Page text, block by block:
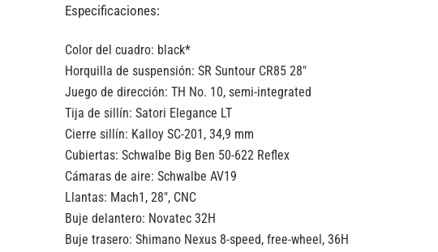
Especificaciones:
Color del cuadro: black*
Horquilla de suspensión: SR Suntour CR85 28″
Juego de dirección: TH No. 10, semi-integrated
Tija de sillín: Satori Elegance LT
Cierre sillín: Kalloy SC-201, 34,9 mm
Cubiertas: Schwalbe Big Ben 50-622 Reflex
Cámaras de aire: Schwalbe AV19
Llantas: Mach1, 28″, CNC
Buje delantero: Novatec 32H
Buje trasero: Shimano Nexus 8-speed, free-wheel, 36H